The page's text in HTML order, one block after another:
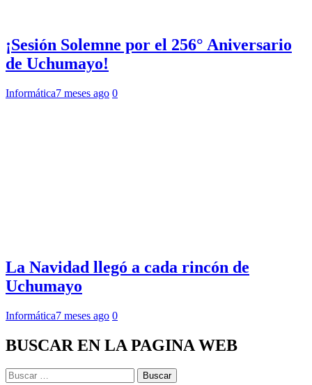
¡Sesión Solemne por el 256° Aniversario
de Uchumayo!
Informática7 meses ago 0
La Navidad llegó a cada rincón de
Uchumayo
Informática7 meses ago 0
BUSCAR EN LA PAGINA WEB
Buscar: